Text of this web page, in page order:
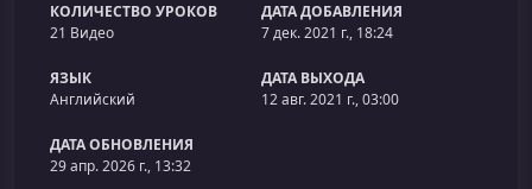
КОЛИЧЕСТВО УРОКОВ
21 Видео
ДАТА ДОБАВЛЕНИЯ
7 дек. 2021 г., 18:24
ЯЗЫК
Английский
ДАТА ВЫХОДА
12 авг. 2021 г., 03:00
ДАТА ОБНОВЛЕНИЯ
29 апр. 2026 г., 13:32